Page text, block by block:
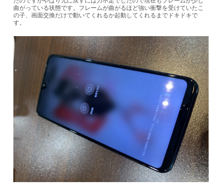
曲がっている状態です。フレームが曲がるほど強い衝撃を受けていたこ
の子、画面交換だけで動いてくれるか起動してくれるまでドキドキで
す。